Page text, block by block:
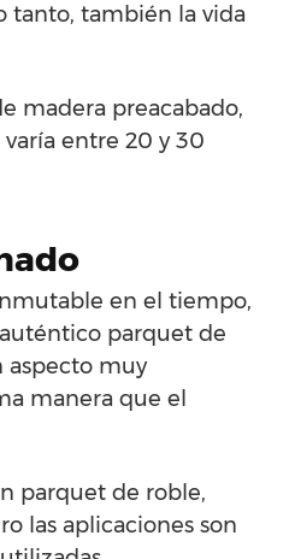
tanto, también la vida
madera preacabado,
entre 20 y 30
en el tiempo,
parquet de
aspecto muy
manera que el
parquet de roble,
las aplicaciones son